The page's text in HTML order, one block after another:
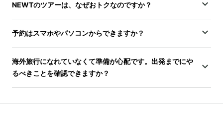
NEWTのツアーは、なぜおトクなのですか？
予約はスマホやパソコンからできますか？
海外旅行になれていなくて準備が心配です。出発までにや
るべきことを確認できますか？